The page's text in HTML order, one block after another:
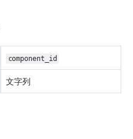
component_id
文字列